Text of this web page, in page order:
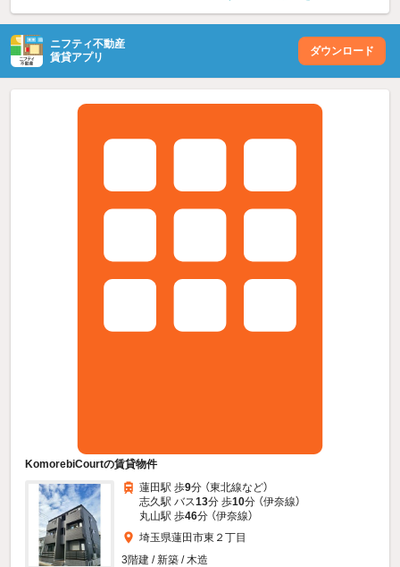
ニフティ不動産
賃貸アプリ
ダウンロード
KomorebiCourtの賃貸物件
蓮田駅 歩9分 （東北線など）
志久駅 バス13分 歩10分 （伊奈線）
丸山駅 歩46分 （伊奈線）
埼玉県蓮田市東２丁目
3階建 / 新築 / 木造